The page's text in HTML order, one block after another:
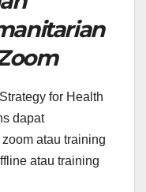
for Health
dapat
atau training
atau training